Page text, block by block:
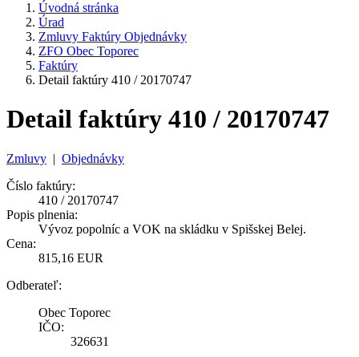
Úvodná stránka
Úrad
Zmluvy Faktúry Objednávky
ZFO Obec Toporec
Faktúry
Detail faktúry 410 / 20170747
Detail faktúry 410 / 20170747
Zmluvy | Objednávky
Číslo faktúry:
410 / 20170747
Popis plnenia:
Vývoz popolníc a VOK na skládku v Spišskej Belej.
Cena:
815,16 EUR
Odberateľ:
Obec Toporec
IČO:
326631